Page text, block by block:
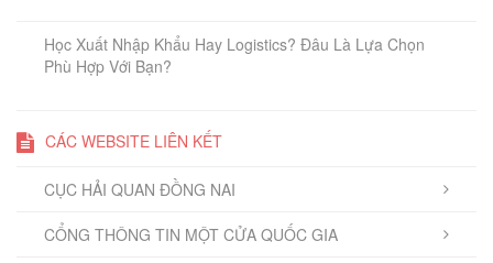
Học Xuất Nhập Khẩu Hay Logistics? Đâu Là Lựa Chọn
Phù Hợp Với Bạn?
CÁC WEBSITE LIÊN KẾT
CỤC HẢI QUAN ĐỒNG NAI
CỔNG THÔNG TIN MỘT CỬA QUỐC GIA